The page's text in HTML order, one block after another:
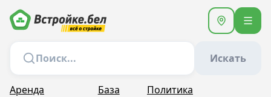
Искать
Аренда
База
Политика